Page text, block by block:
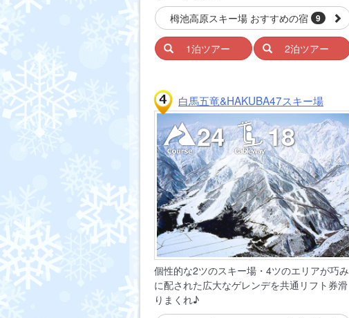
栂池高原スキー場 おすすめの宿 9
1泊ツアー 2泊ツアー
白馬五竜&HAKUBA47スキー場
24 18
個性的な2ツのスキー場・4ツのエリアが巧み
に配された広大なゲレンデを共通リフト券滑
りまくれ♪